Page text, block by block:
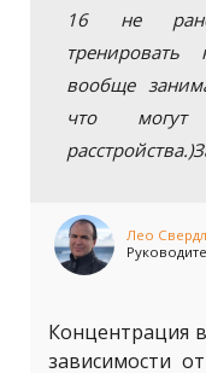
16 не
вообще
что могут
Лео
Концентрация
зависимости